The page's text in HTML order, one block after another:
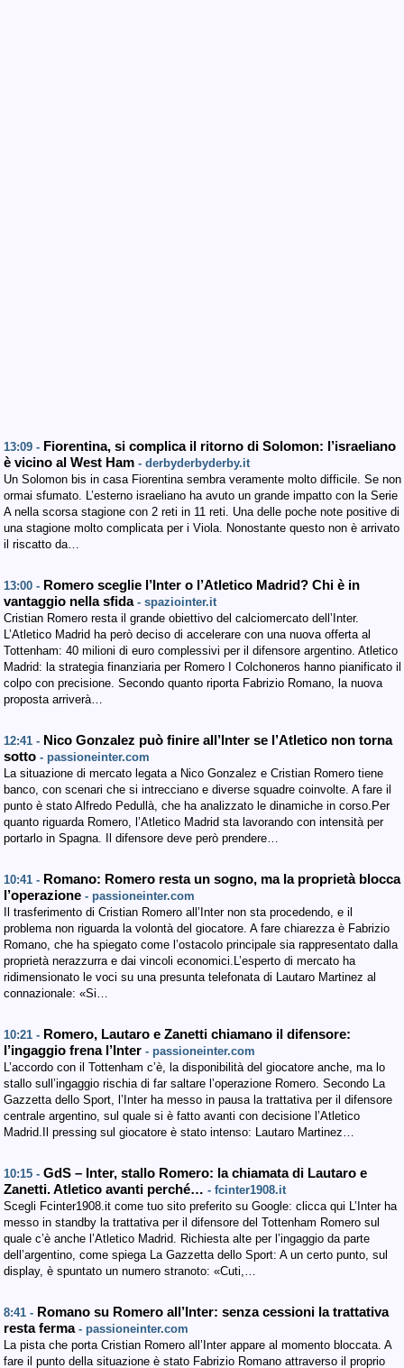
13:09 - Fiorentina, si complica il ritorno di Solomon: l’israeliano
è vicino al West Ham - derbyderbyderby.it
Un Solomon bis in casa Fiorentina sembra veramente molto difficile. Se non
ormai sfumato. L’esterno israeliano ha avuto un grande impatto con la Serie
A nella scorsa stagione con 2 reti in 11 reti. Una delle poche note positive di
una stagione molto complicata per i Viola. Nonostante questo non è arrivato
il riscatto da…
13:00 - Romero sceglie l’Inter o l’Atletico Madrid? Chi è in
vantaggio nella sfida - spaziointer.it
Cristian Romero resta il grande obiettivo del calciomercato dell’Inter.
L’Atletico Madrid ha però deciso di accelerare con una nuova offerta al
Tottenham: 40 milioni di euro complessivi per il difensore argentino. Atletico
Madrid: la strategia finanziaria per Romero I Colchoneros hanno pianificato il
colpo con precisione. Secondo quanto riporta Fabrizio Romano, la nuova
proposta arriverà…
12:41 - Nico Gonzalez può finire all’Inter se l’Atletico non torna
sotto - passioneinter.com
La situazione di mercato legata a Nico Gonzalez e Cristian Romero tiene
banco, con scenari che si intrecciano e diverse squadre coinvolte. A fare il
punto è stato Alfredo Pedullà, che ha analizzato le dinamiche in corso.Per
quanto riguarda Romero, l’Atletico Madrid sta lavorando con intensità per
portarlo in Spagna. Il difensore deve però prendere…
10:41 - Romano: Romero resta un sogno, ma la proprietà blocca
l’operazione - passioneinter.com
Il trasferimento di Cristian Romero all’Inter non sta procedendo, e il
problema non riguarda la volontà del giocatore. A fare chiarezza è Fabrizio
Romano, che ha spiegato come l’ostacolo principale sia rappresentato dalla
proprietà nerazzurra e dai vincoli economici.L’esperto di mercato ha
ridimensionato le voci su una presunta telefonata di Lautaro Martinez al
connazionale: «Si…
10:21 - Romero, Lautaro e Zanetti chiamano il difensore:
l’ingaggio frena l’Inter - passioneinter.com
L’accordo con il Tottenham c’è, la disponibilità del giocatore anche, ma lo
stallo sull’ingaggio rischia di far saltare l’operazione Romero. Secondo La
Gazzetta dello Sport, l’Inter ha messo in pausa la trattativa per il difensore
centrale argentino, sul quale si è fatto avanti con decisione l’Atletico
Madrid.Il pressing sul giocatore è stato intenso: Lautaro Martinez…
10:15 - GdS – Inter, stallo Romero: la chiamata di Lautaro e
Zanetti. Atletico avanti perché… - fcinter1908.it
Scegli Fcinter1908.it come tuo sito preferito su Google: clicca qui L’Inter ha
messo in standby la trattativa per il difensore del Tottenham Romero sul
quale c’è anche l’Atletico Madrid. Richiesta alte per l’ingaggio da parte
dell’argentino, come spiega La Gazzetta dello Sport: A un certo punto, sul
display, è spuntato un numero stranoto: «Cuti,…
8:41 - Romano su Romero all’Inter: senza cessioni la trattativa
resta ferma - passioneinter.com
La pista che porta Cristian Romero all’Inter appare al momento bloccata. A
fare il punto della situazione è stato Fabrizio Romano attraverso il proprio